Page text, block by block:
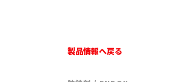
製品情報へ戻る